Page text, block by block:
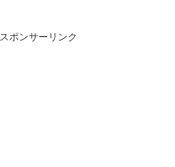
スポンサーリンク